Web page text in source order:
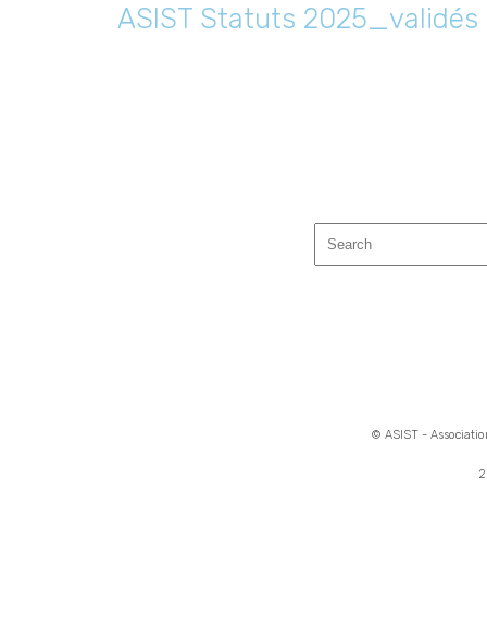
ASIST Statuts 2025_validés
© ASIST -